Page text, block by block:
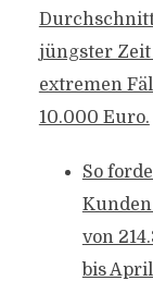
jüngster Zeit
extremen
10.000 Euro.
So
von
bis